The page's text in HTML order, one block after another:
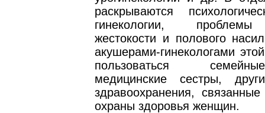
раскрываются
гинекологии,
жестокости и полового
акушерами-гинекологами
пользоваться
медицинские сестры,
здравоохранения,
охраны здоровья женщин.